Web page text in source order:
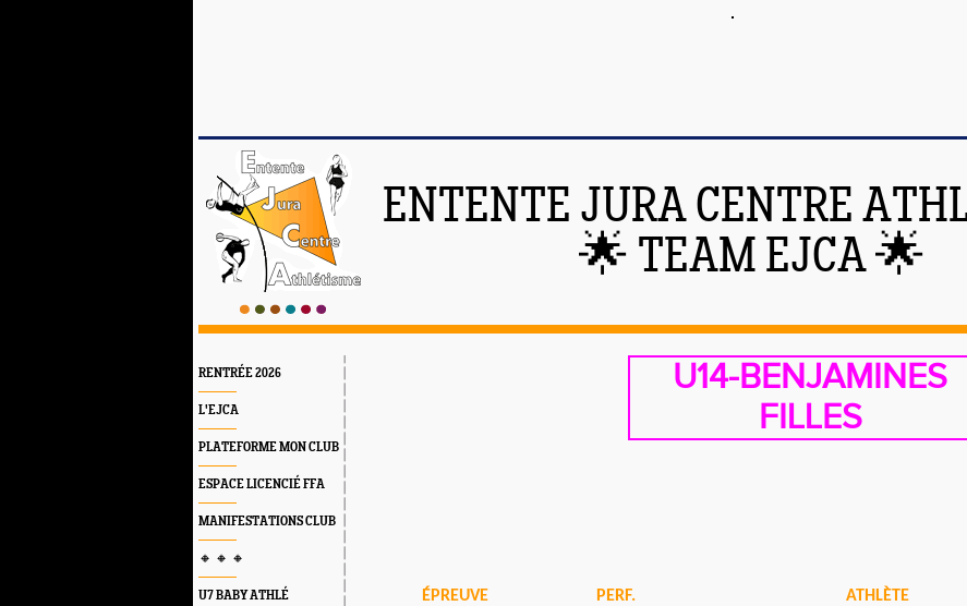
ENTENTE JURA CENTRE
🌟 TEAM EJCA 🌟
RENTRÉE 2026
L'EJCA
PLATEFORME MON CLUB
ESPACE LICENCIÉ FFA
MANIFESTATIONS CLUB
🔸 🔸 🔸
U7 BABY ATHLÉ
U14-BENJAMINES
FILLES
ÉPREUVE PERF. ATHLÈTE